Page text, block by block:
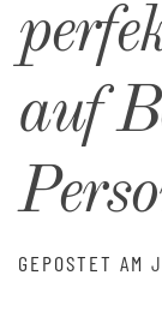
auf
GEPOSTET AM